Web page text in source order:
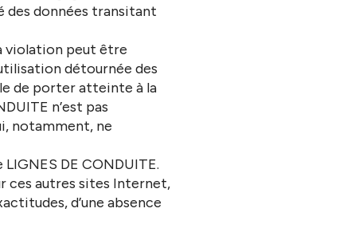
des données transitant
violation peut être
détournée des
de porter atteinte à la
n’est pas
notamment, ne
DE CONDUITE.
ces autres sites Internet,
d’une absence